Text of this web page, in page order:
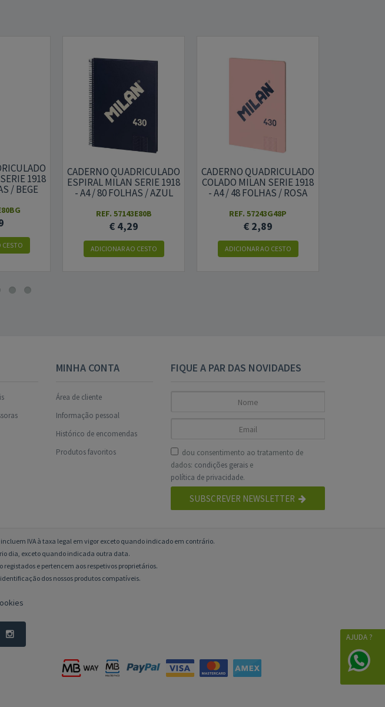
1918
/ BEGE
CESTO
CADERNO QUADRICULADO
ESPIRAL MILAN SERIE 1918
- A4 / 80 FOLHAS / AZUL
REF. 57143E80B
€ 4,29
ADICIONAR AO CESTO
CADERNO QUADRICULADO
COLADO MILAN SERIE 1918
- A4 / 48 FOLHAS / ROSA
REF. 57243G48P
€ 2,89
ADICIONAR AO CESTO
MINHA CONTA
Área de cliente
Informação pessoal
Histórico de encomendas
Produtos favoritos
FIQUE A PAR DAS NOVIDADES
dou consentimento ao tratamento de
dados: condições geraise
política de privacidade.
SUBSCREVER NEWSLETTER
IVA à taxa legal em vigor exceto quando indicado em contrário.
dia, exceto quando indicada outra data.
e pertencem aos respetivos proprietários.
dos nossos produtos compatíveis.
AJUDA ?